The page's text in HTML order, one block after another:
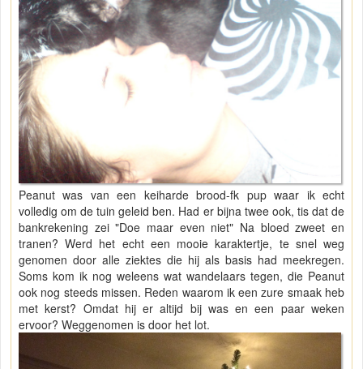
Peanut was van een keiharde brood-fk pup waar ik echt
volledig om de tuin geleid ben. Had er bijna twee ook, tis dat de
bankrekening zei "Doe maar even niet" Na bloed zweet en
tranen? Werd het echt een mooie karaktertje, te snel weg
genomen door alle ziektes die hij als basis had meekregen.
Soms kom ik nog weleens wat wandelaars tegen, die Peanut
ook nog steeds missen. Reden waarom ik een zure smaak heb
met kerst? Omdat hij er altijd bij was en een paar weken
ervoor? Weggenomen is door het lot.